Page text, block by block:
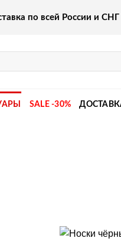
по всей России и СНГ
SALE -30%
+